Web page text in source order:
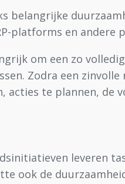
belangrijke
platforms en andere
om een zo
Zodra een
acties te plannen, de
leveren
ook de